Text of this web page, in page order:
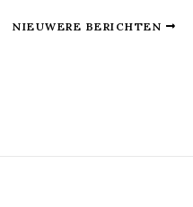
NIEUWERE BERICHTEN